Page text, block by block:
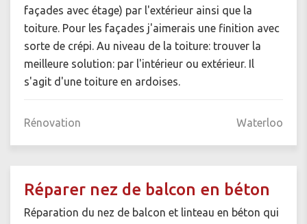
façades avec étage) par l'extérieur ainsi que la
toiture. Pour les façades j'aimerais une finition avec
sorte de crépi. Au niveau de la toiture: trouver la
meilleure solution: par l'intérieur ou extérieur. Il
s'agit d'une toiture en ardoises.
Rénovation Waterloo
Réparer nez de balcon en béton
Réparation du nez de balcon et linteau en béton qui